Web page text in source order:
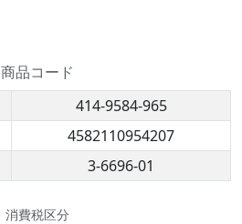
商品コード
414-9584-965
4582110954207
3-6696-01
消費税区分